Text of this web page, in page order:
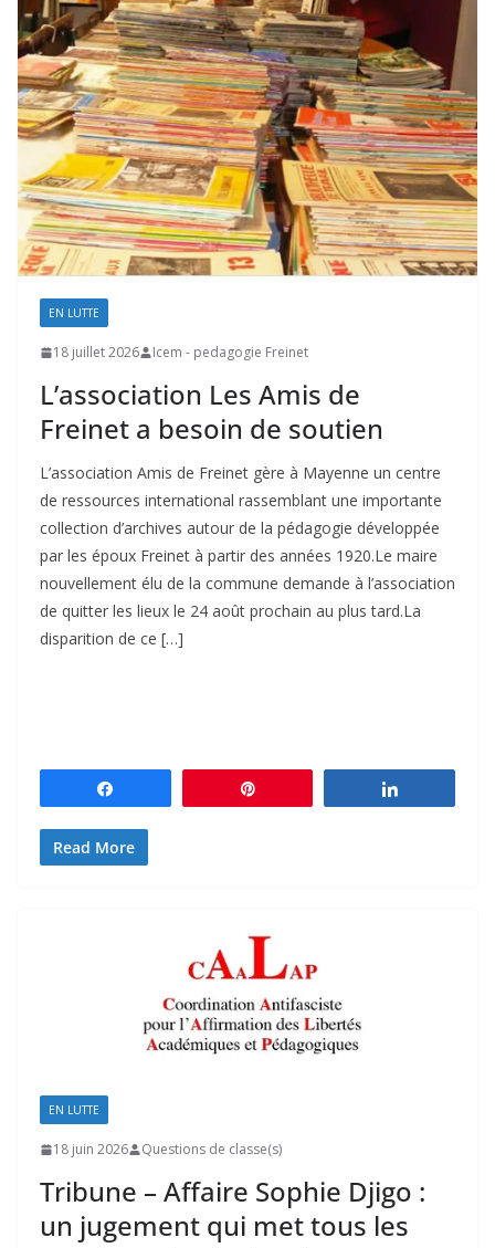
EN LUTTE
18 juillet 2026 Icem - pedagogie Freinet
L’association Les Amis de
Freinet a besoin de soutien
L’association Amis de Freinet gère à Mayenne un centre
de ressources international rassemblant une importante
collection d’archives autour de la pédagogie développée
par les époux Freinet à partir des années 1920.Le maire
nouvellement élu de la commune demande à l’association
de quitter les lieux le 24 août prochain au plus tard.La
disparition de ce […]
Read More
EN LUTTE
18 juin 2026 Questions de classe(s)
Tribune – Affaire Sophie Djigo :
un jugement qui met tous les